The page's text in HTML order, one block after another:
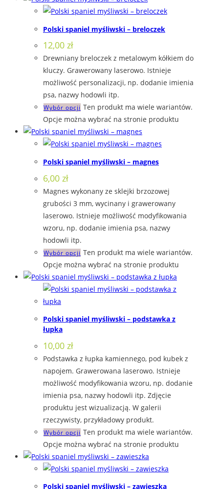
Polski spaniel myśliwski – breloczek
12,00 zł
Drewniany breloczek z metalowym kółkiem do
kluczy. Grawerowany laserowo. Istnieje
możliwość personalizacji, np. dodanie imienia
psa, nazwy hodowli itp.
Wybór opcji Ten produkt ma wiele wariantów.
Opcje można wybrać na stronie produktu
Polski spaniel myśliwski – magnes
6,00 zł
Magnes wykonany ze sklejki brzozowej
grubości 3 mm, wycinany i grawerowany
laserowo. Istnieje możliwość modyfikowania
wzoru, np. dodanie imienia psa, nazwy
hodowli itp.
Wybór opcji Ten produkt ma wiele wariantów.
Opcje można wybrać na stronie produktu
Polski spaniel myśliwski – podstawka z
łupka
10,00 zł
Podstawka z łupka kamiennego, pod kubek z
napojem. Grawerowana laserowo. Istnieje
możliwość modyfikowania wzoru, np. dodanie
imienia psa, nazwy hodowli itp. Zdjęcie
produktu jest wizualizacją. W galerii
rzeczywisty, przykładowy produkt.
Wybór opcji Ten produkt ma wiele wariantów.
Opcje można wybrać na stronie produktu
Polski spaniel myśliwski – zawieszka